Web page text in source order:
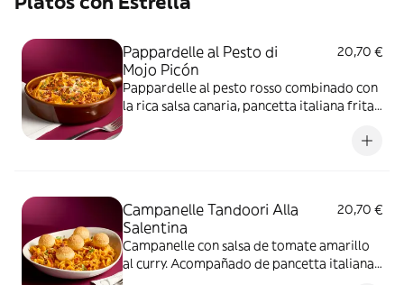
Pappardelle al Pesto di
Mojo Picón
20,70 €
Pappardelle al pesto rosso combinado con
la rica salsa canaria, pancetta italiana frita
Campanelle Tandoori Alla
Salentina
20,70 €
Campanelle con salsa de tomate amarillo
al curry. Acompañado de pancetta italiana,